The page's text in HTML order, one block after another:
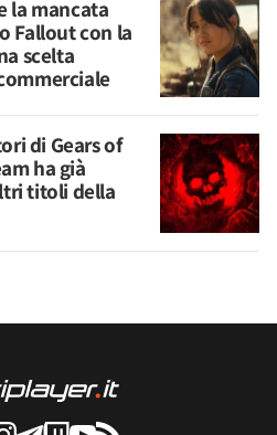
la mancata
Fallout con la
scelta
di Gears of
ha già
titoli della